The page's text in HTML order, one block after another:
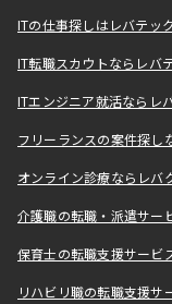
ITの仕事探しはレバテッ
IT転職スカウトならレバ
ITエンジニア就活ならレ
フリーランスの案件探し
オンライン診療ならレバ
介護職の転職・派遣サー
保育士の転職支援サービ
リハビリ職の転職支援サ